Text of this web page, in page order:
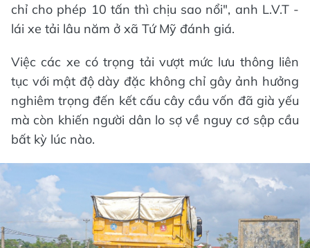
chỉ cho phép 10 tấn thì chịu sao nổi", anh L.V.T -
lái xe tải lâu năm ở xã Tứ Mỹ đánh giá.
Việc các xe có trọng tải vượt mức lưu thông liên
tục với mật độ dày đặc không chỉ gây ảnh hưởng
nghiêm trọng đến kết cấu cây cầu vốn đã già yếu
mà còn khiến người dân lo sợ về nguy cơ sập cầu
bất kỳ lúc nào.